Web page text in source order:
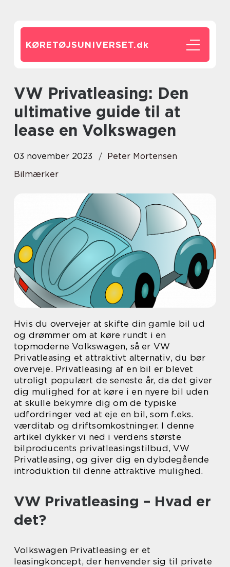
KØRETØJSUNIVERSET.dk
VW Privatleasing: Den
ultimative guide til at
lease en Volkswagen
03 november 2023
Peter Mortensen
Bilmærker
Hvis du overvejer at skifte din gamle bil ud
og drømmer om at køre rundt i en
topmoderne Volkswagen, så er VW
Privatleasing et attraktivt alternativ, du bør
overveje. Privatleasing af en bil er blevet
utroligt populært de seneste år, da det giver
dig mulighed for at køre i en nyere bil uden
at skulle bekymre dig om de typiske
udfordringer ved at eje en bil, som f.eks.
værditab og driftsomkostninger. I denne
artikel dykker vi ned i verdens største
bilproducents privatleasingstilbud, VW
Privatleasing, og giver dig en dybdegående
introduktion til denne attraktive mulighed.
VW Privatleasing – Hvad er
det?
Volkswagen Privatleasing er et
leasingkoncept, der henvender sig til private